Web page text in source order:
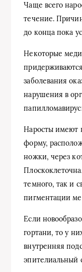
Чаще всего
течение.
до конца пока
Некоторые
заболевания
нарушения в
Наросты имеют
форму,
ножки, через
темного, так и
пигментации
Если
гортани, то у
внутренняя
эпителиальный